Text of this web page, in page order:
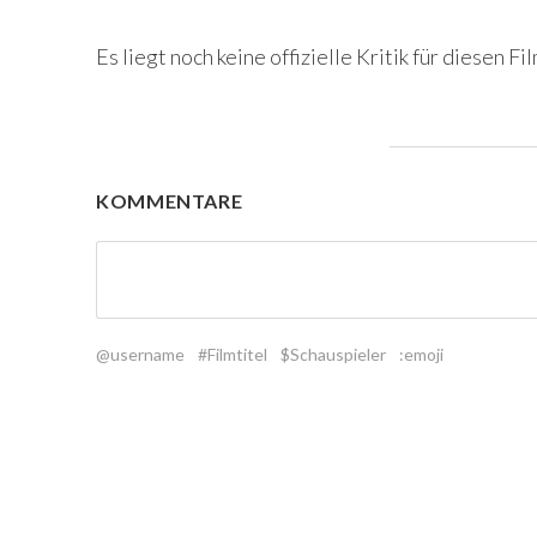
Es liegt noch keine offizielle Kritik für diesen
KOMMENTARE
@username #Filmtitel $Schauspieler :emoji